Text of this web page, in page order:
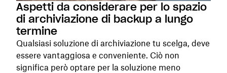
Aspetti da considerare per lo spazio
di archiviazione di backup a lungo
termine
Qualsiasi soluzione di archiviazione tu scelga, deve
essere vantaggiosa e conveniente. Ciò non
significa però optare per la soluzione meno